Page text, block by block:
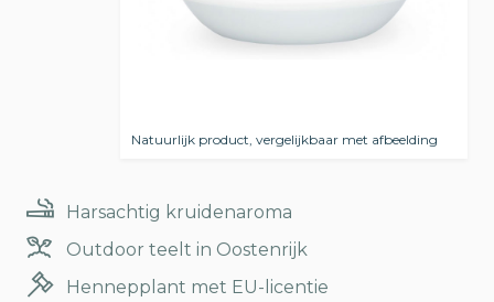
Natuurlijk product, vergelijkbaar met afbeelding
Harsachtig kruidenaroma
Outdoor teelt in Oostenrijk
Hennepplant met EU-licentie